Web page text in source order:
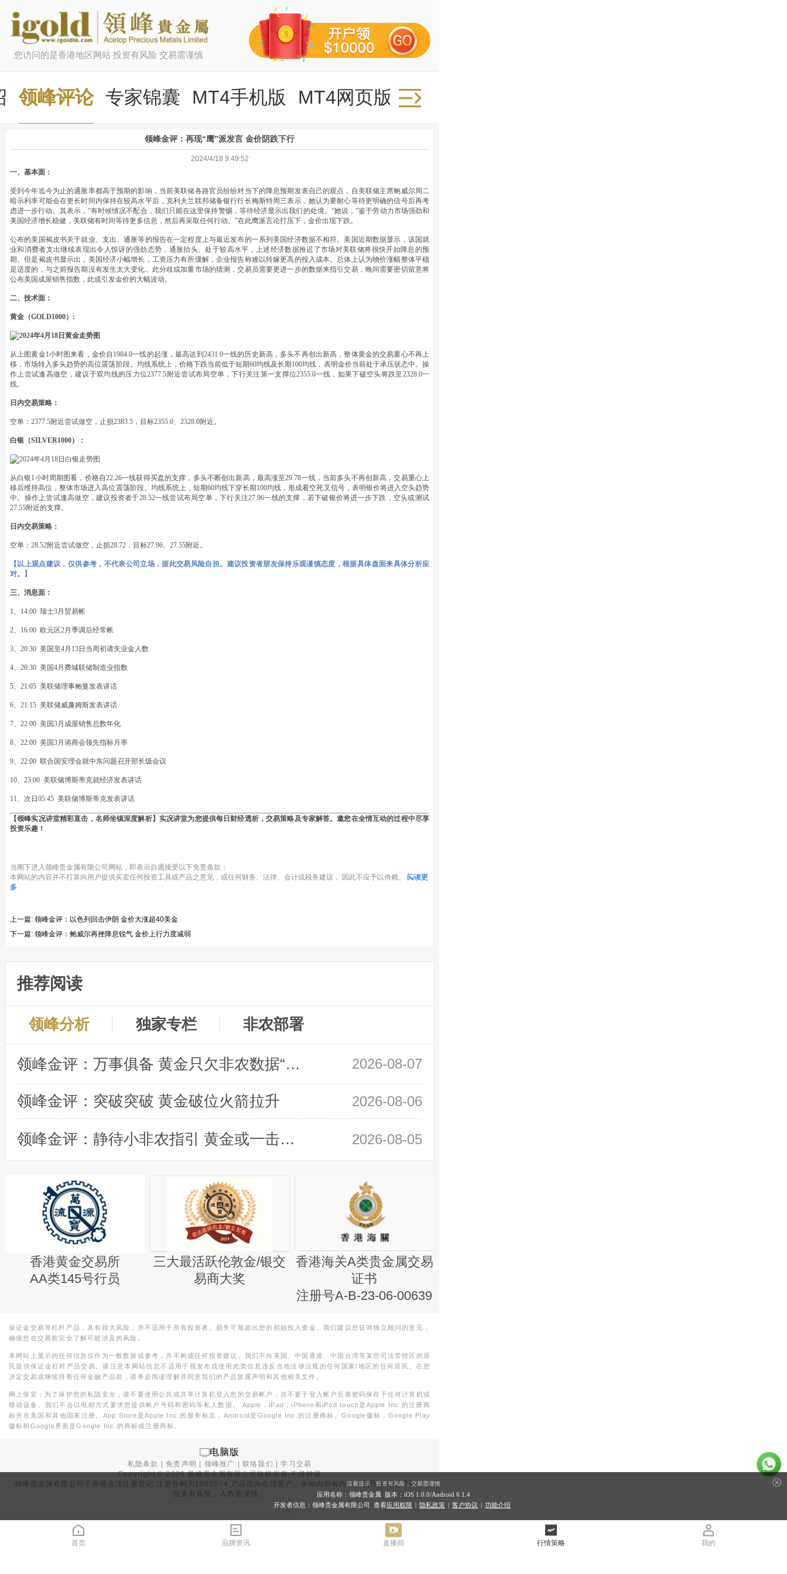
您访问的是香港地区网站 投资有风险 交易需谨慎
领峰评论 专家锦囊 MT4手机版 MT4网页版
领峰金评：再现“鹰”派发言 金价阴跌下行
2024/4/18 9:49:52
一、基本面：
受到今年迄今为止的通胀率都高于预期的影响，当前美联储各路官员纷纷对当下的降息预期发表自己的观点，自美联储主席鲍威尔周二
暗示利率可能会在更长时间内保持在较高水平后，克利夫兰联邦储备银行行长梅斯特周三表示，她认为要耐心等待更明确的信号后再考
虑进一步行动。其表示，“有时候情况不配合，我们只能在这里保持警惕，等待经济显示出我们的处境。”她说，“鉴于劳动力市场强劲和
美国经济增长稳健，美联储有时间等待更多信息，然后再采取任何行动。”在此鹰派言论打压下，金价出现下跌。
公布的美国褐皮书关于就业、支出、通胀等的报告在一定程度上与最近发布的一系列美国经济数据不相符。美国近期数据显示，该国就
业和消费者支出继续表现出令人惊讶的强劲态势，通胀抬头、处于较高水平，上述经济数据推迟了市场对美联储将很快开始降息的预
期。但是褐皮书显示出，美国经济小幅增长，工资压力有所缓解，企业报告称难以转嫁更高的投入成本。总体上认为物价涨幅整体平稳
是适度的，与之前报告期没有发生太大变化。此分歧或加重市场的猜测，交易员需要更进一步的数据来指引交易，晚间需要密切留意将
公布美国成屋销售指数，此或引发金价的大幅波动。
二、技术面：
黄金（GOLD1000）:
从上图黄金1小时图来看，金价自1984.0一线的起涨，最高达到2431.0一线的历史新高，多头不再创出新高，整体黄金的交易重心不再上
移，市场转入多头趋势的高位震荡阶段。均线系统上，价格下跌当前低于短期60均线及长期100均线，表明金价当前处于承压状态中。操
作上尝试逢高做空，建议于双均线的压力位2377.5附近尝试布局空单，下行关注第一支撑位2355.0一线，如果下破空头将跌至2328.0一
线。
日内交易策略：
空单：2377.5附近尝试做空，止损2383.5，目标2355.0、2328.0附近。
白银（SILVER1000）：
从白银1小时周期图看，价格自22.26一线获得买盘的支撑，多头不断创出新高，最高涨至29.78一线，当前多头不再创新高，交易重心上
移后维持高位，整体市场进入高位震荡阶段。均线系统上，短期60均线下穿长期100均线，形成看空死叉信号，表明银价将进入空头趋势
中。操作上尝试逢高做空，建议投资者于28.52一线尝试布局空单，下行关注27.96一线的支撑，若下破银价将进一步下跌，空头或测试
27.55附近的支撑。
日内交易策略：
空单：28.52附近尝试做空，止损28.72，目标27.96、27.55附近。
【以上观点建议，仅供参考，不代表公司立场，据此交易风险自担。建议投资者朋友保持乐观谨慎态度，根据具体盘面来具体分析应
对。】
三、消息面：
1、14:00 瑞士3月贸易帐
2、16:00 欧元区2月季调后经常帐
3、20:30 美国至4月13日当周初请失业金人数
4、20:30 美国4月费城联储制造业指数
5、21:05 美联储理事鲍曼发表讲话
6、21:15 美联储威廉姆斯发表讲话
7、22:00 美国3月成屋销售总数年化
8、22:00 美国3月谘商会领先指标月率
9、22:00 联合国安理会就中东问题召开部长级会议
10、23:00 美联储博斯蒂克就经济发表讲话
11、次日05:45 美联储博斯蒂克发表讲话
【领峰实况讲堂精彩直击，名师坐镇深度解析】实况讲堂为您提供每日财经透析，交易策略及专家解答。邀您在全情互动的过程中尽享
投资乐趣！
当阁下进入领峰贵金属有限公司网站，即表示自愿接受以下免责条款：
本网站的内容并不打算向用户提供买卖任何投资工具或产品之意见，或任何财务、法律、会计或税务建议， 因此不应予以倚赖。 阅读更
多
上一篇: 领峰金评：以色列回击伊朗 金价大涨超40美金
下一篇: 领峰金评：鲍威尔再挫降息锐气 金价上行力度减弱
推荐阅读
领峰分析 独家专栏 非农部署
领峰金评：万事俱备 黄金只欠非农数据“东风” 2026-08-07
领峰金评：突破突破 黄金破位火箭拉升 2026-08-06
领峰金评：静待小非农指引 黄金或一击破局 2026-08-05
香港黄金交易所
AA类145号行员
三大最活跃伦敦金/银交
易商大奖
香港海关A类贵金属交易
证书
注册号A-B-23-06-00639
保证金交易等杠杆产品，具有很大风险，并不适用于所有投资者。损失可能超出您的初始投入资金。我们建议您征询独立顾问的意见，
确保您在交易前完全了解可能涉及的风险。
本网站上显示的任何信息仅作为一般数据或参考，并不构成任何投资建议。我们不向美国、中国香港、中国台湾等某些司法管辖区的居
民提供保证金杠杆产品交易。请注意本网站信息不适用于视发布或使用此类信息违反当地法律法规的任何国家/地区的任何居民。在您
决定交易或继续持有任何金融产品前，请务必阅读理解并同意我们的产品披露声明和其他相关文件。
网上保安：为了保护您的私隐安全，请不要使用公共或共享计算机登入您的交易帐户，亦不要于登入帐户后将密码保存于任何计算机或
移动设备。我们不会以电邮方式要求您提供帐户号码和密码等私人数据。 Apple，iPad，iPhone和iPod touch是Apple Inc.的注册商
标并在美国和其他国家注册。App Store是Apple Inc.的服务标志，Android是Google Inc.的注册商标。Google徽标，Google Play
徽标和Google界面是Google Inc.的商标或注册商标。
电脑版
私隐条款 |免责声明 领峰推广 |联络我们 |学习交易
Copyright ©2026领峰贵金属有限公司版权所有,不得转载
领峰贵金属有限公司于 香港合法注册登记 ,注册号码为1660574,产品面向全球客户。本站内所有内容均为香港地区资讯。
投资有风险，入市需谨慎。
首页 品牌资讯 直播间 行情策略 我的
温馨提示：投资有风险，交易需谨慎
应用名称：领峰贵金属 版本：iOS 1.0.0/Android 6.1.4
开发者信息：领峰贵金属有限公司 查看应用权限 | 隐私政策 | 客户协议 | 功能介绍